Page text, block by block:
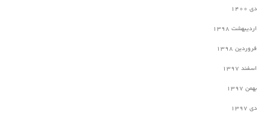
دی ۱۴۰۰
اردیبهشت ۱۳۹۸
فروردین ۱۳۹۸
اسفند ۱۳۹۷
بهمن ۱۳۹۷
دی ۱۳۹۷